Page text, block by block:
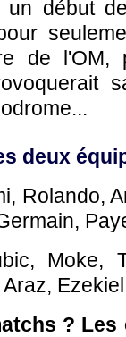
un début
de l'OM,
deux
Rolando,
Moke,
?